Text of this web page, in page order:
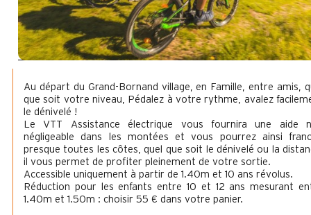
Au départ du Grand-Bornand village, en Famille, entre amis,
que soit votre niveau, Pédalez à votre rythme, avalez
le dénivelé !
Le VTT Assistance électrique vous fournira une aide
négligeable dans les montées et vous pourrez ainsi
presque toutes les côtes, quel que soit le dénivelé ou la
il vous permet de profiter pleinement de votre sortie.
Accessible uniquement à partir de 1.40m et 10 ans révolus.
Réduction pour les enfants entre 10 et 12 ans mesurant
1.40m et 1.50m : choisir 55 € dans votre panier.